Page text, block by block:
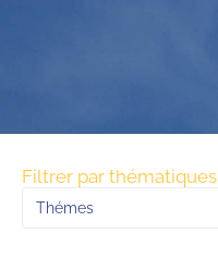
Filtrer par thématiques
Thémes